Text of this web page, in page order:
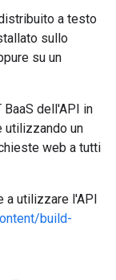
a testo
sullo
su un
dell'API in
utilizzando un
web a tutti
a utilizzare l'API
build-